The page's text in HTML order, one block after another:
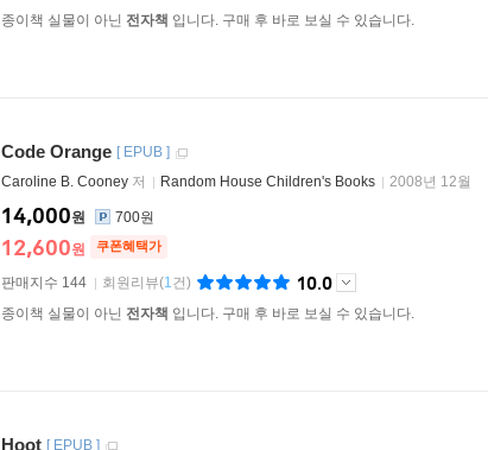
종이책 실물이 아닌 전자책 입니다. 구매 후 바로 보실 수 있습니다.
Code Orange [ EPUB ]
Caroline B. Cooney 저 Random House Children's Books 2008년 12월
14,000원
12,600원 쿠폰혜택가
700원
판매지수 144 회원리뷰(1건) 10.0
종이책 실물이 아닌 전자책 입니다. 구매 후 바로 보실 수 있습니다.
Hoot [ EPUB ]